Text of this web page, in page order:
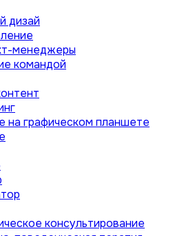
дизай
менеджеры
командой
на графическом планшете
консультирование